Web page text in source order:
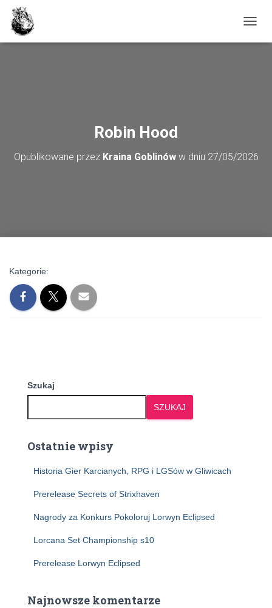
Robin Hood
Opublikowane przez Kraina Goblinóww dniu 27/05/2026
Kategorie:
Szukaj
SZUKAJ
Ostatnie wpisy
Historia Gier Karcianych, RPG i LGSów w Gliwicach
Prerelease Secrets of Strixhaven
Nagrody za Konkurs Pokoloruj Lorwyn Eclipsed
Lorcana Set Championship s10
Prerelease Lorwyn Eclipsed
Najnowsze komentarze